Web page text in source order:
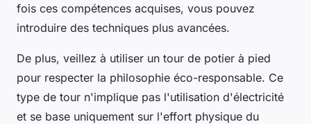
fois ces compétences acquises, vous pouvez
introduire des techniques plus avancées.
De plus, veillez à utiliser un tour de potier à pied
pour respecter la philosophie éco-responsable. Ce
type de tour n'implique pas l'utilisation d'électricité
et se base uniquement sur l'effort physique du